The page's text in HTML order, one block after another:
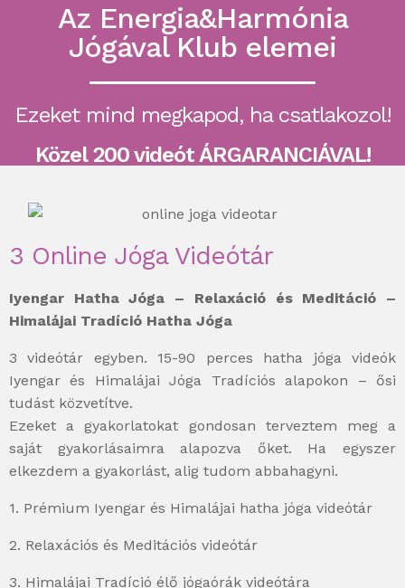
Az Energia&Harmónia
Jógával Klub elemei
Ezeket mind megkapod, ha csatlakozol!
Közel 200 videót ÁRGARANCIÁVAL!
3 Online Jóga Videótár
Iyengar Hatha Jóga – Relaxáció és Meditáció –
Himalájai Tradíció Hatha Jóga
3 videótár egyben. 15-90 perces hatha jóga videók
Iyengar és Himalájai Jóga Tradíciós alapokon – ősi
tudást közvetítve.
Ezeket a gyakorlatokat gondosan terveztem meg a
saját gyakorlásaimra alapozva őket. Ha egyszer
elkezdem a gyakorlást, alig tudom abbahagyni.
1. Prémium Iyengar és Himalájai hatha jóga videótár
2. Relaxációs és Meditációs videótár
3. Himalájai Tradíció élő jógaórák videótára